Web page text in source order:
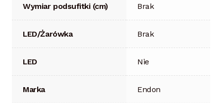
Wymiar podsufitki (cm) Brak
LED/Żarówka Brak
LED Nie
Marka Endon